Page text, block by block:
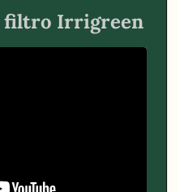
filtro Irrigreen